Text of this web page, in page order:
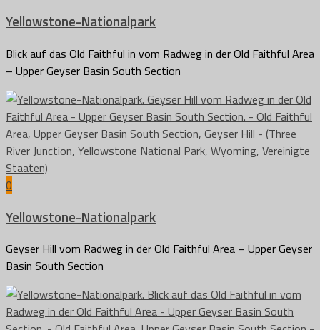
Yellowstone-Nationalpark
Blick auf das Old Faithful in vom Radweg in der Old Faithful Area
– Upper Geyser Basin South Section
0
Yellowstone-Nationalpark
Geyser Hill vom Radweg in der Old Faithful Area – Upper Geyser
Basin South Section